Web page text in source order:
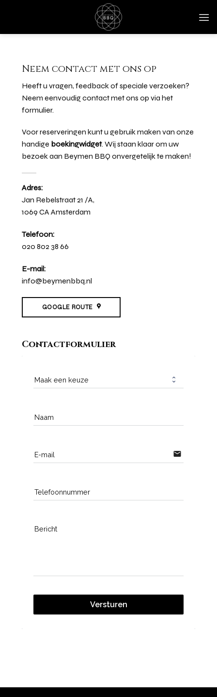
Neem contact met ons op
Heeft u vragen, feedback of speciale verzoeken?
Neem eenvoudig contact met ons op via het
formulier.
Voor reserveringen kunt u gebruik maken van onze
handige boekingwidget. Wij staan klaar om uw
bezoek aan Beymen BBQ onvergetelijk te maken!
Adres:
Jan Rebelstraat 21 /A,
1069 CA Amsterdam
Telefoon:
020 802 38 66
E-mail:
info@beymenbbq.nl
GOOGLE ROUTE
Contactformulier
Naam
E-mail email
Telefoonnummer
Bericht
Versturen